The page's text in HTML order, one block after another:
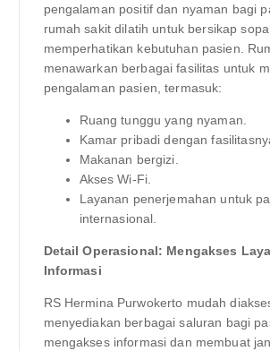
pengalaman positif dan nyaman bagi
rumah sakit dilatih untuk bersikap
memperhatikan kebutuhan pasien.
menawarkan berbagai fasilitas untuk
pengalaman pasien, termasuk:
Ruang tunggu yang nyaman.
Kamar pribadi dengan
Makanan bergizi.
Akses Wi-Fi.
Layanan penerjemahan untuk
internasional.
Detail Operasional: Mengakses
Informasi
RS Hermina Purwokerto mudah
menyediakan berbagai saluran bagi
mengakses informasi dan membuat